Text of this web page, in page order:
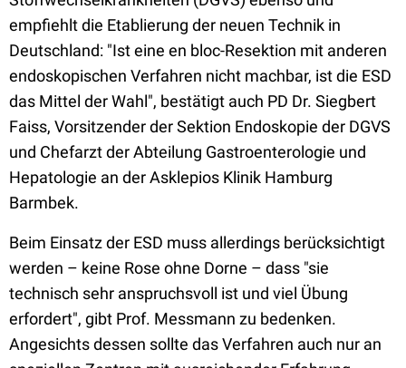
empfiehlt die Etablierung der neuen Technik in
Deutschland: "Ist eine en bloc-Resektion mit anderen
endoskopischen Verfahren nicht machbar, ist die ESD
das Mittel der Wahl", bestätigt auch PD Dr. Siegbert
Faiss, Vorsitzender der Sektion Endoskopie der DGVS
und Chefarzt der Abteilung Gastroenterologie und
Hepatologie an der Asklepios Klinik Hamburg
Barmbek.
Beim Einsatz der ESD muss allerdings berücksichtigt
werden – keine Rose ohne Dorne – dass "sie
technisch sehr anspruchsvoll ist und viel Übung
erfordert", gibt Prof. Messmann zu bedenken.
Angesichts dessen sollte das Verfahren auch nur an